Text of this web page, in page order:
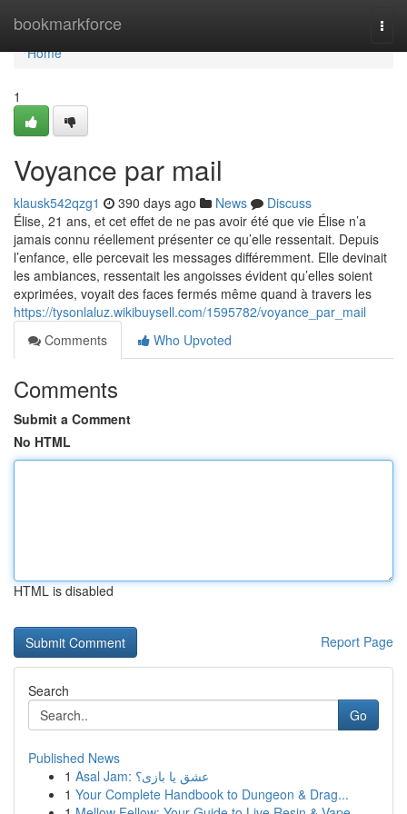
bookmarkforce
Home
Home
1
Voyance par mail
klausk542qzg1 390 days ago News
Discuss
Élise, 21 ans, et cet effet de ne pas avoir été que vie Élise n’a
jamais connu réellement présenter ce qu’elle ressentait. Depuis
l’enfance, elle percevait les messages différemment. Elle devinait
les ambiances, ressentait les angoisses évident qu’elles soient
exprimées, voyait des faces fermés même quand à travers les
https://tysonlaluz.wikibuysell.com/1595782/voyance_par_mail
Comments
Who Upvoted
Comments
Submit a Comment
No HTML
HTML is disabled
Report Page
Search
Go
Published News
1
Asal Jam: عشق یا بازی؟
1 Your Complete Handbook to Dungeon & Drag...